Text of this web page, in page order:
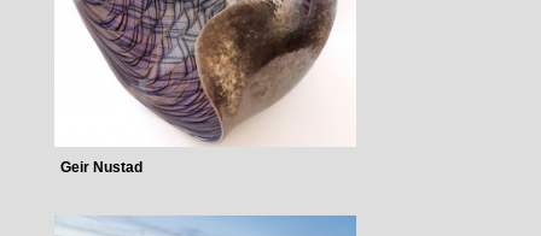
Geir Nustad